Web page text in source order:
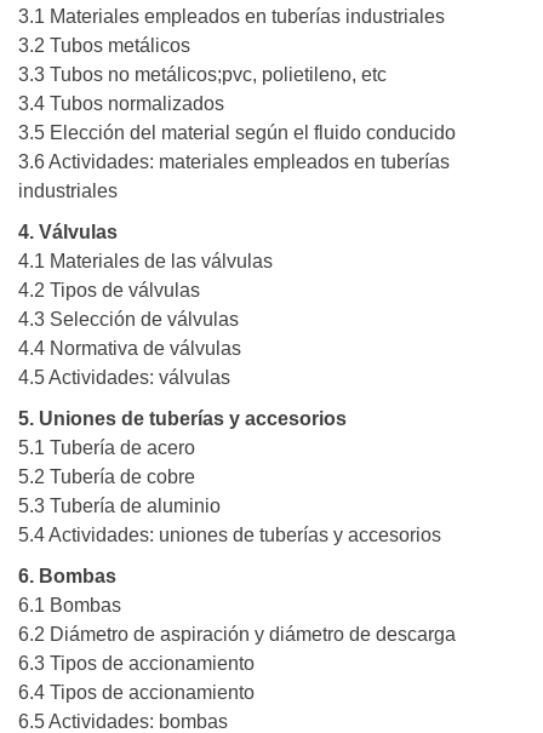
3.1 Materiales empleados en tuberías industriales
3.2 Tubos metálicos
3.3 Tubos no metálicos;pvc, polietileno, etc
3.4 Tubos normalizados
3.5 Elección del material según el fluido conducido
3.6 Actividades: materiales empleados en tuberías
industriales
4. Válvulas
4.1 Materiales de las válvulas
4.2 Tipos de válvulas
4.3 Selección de válvulas
4.4 Normativa de válvulas
4.5 Actividades: válvulas
5. Uniones de tuberías y accesorios
5.1 Tubería de acero
5.2 Tubería de cobre
5.3 Tubería de aluminio
5.4 Actividades: uniones de tuberías y accesorios
6. Bombas
6.1 Bombas
6.2 Diámetro de aspiración y diámetro de descarga
6.3 Tipos de accionamiento
6.4 Tipos de accionamiento
6.5 Actividades: bombas